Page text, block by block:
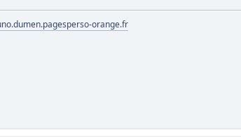
orange.fr